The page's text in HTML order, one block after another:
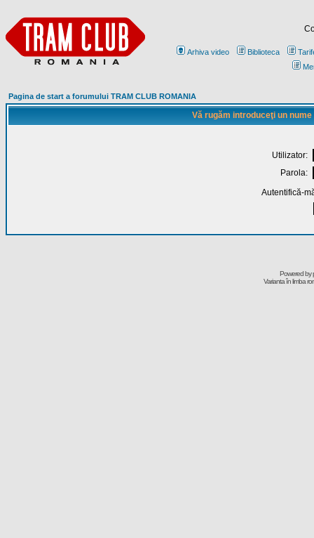
Arhiva video Biblioteca
Pagina de start a forumului TRAM CLUB ROMANIA
Vă rugăm introduceţi un
Utilizator:
Parola:
Autentifică-
Powered by
Varianta în limba